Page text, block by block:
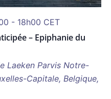
– Epiphanie du
- 18h00 CET
Laeken Parvis Notre-
Capitale, Belgique,